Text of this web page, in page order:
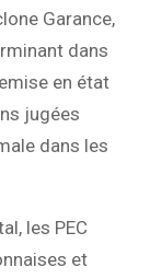
Garance,
dans
en état
jugées
dans les
les PEC
et